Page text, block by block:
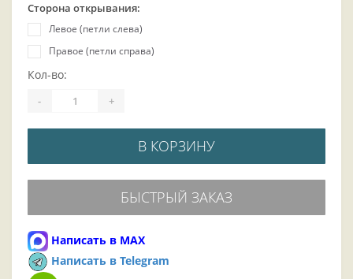
Сторона открывания:
Левое (петли слева)
Правое (петли справа)
Кол-во:
- +
В КОРЗИНУ
БЫСТРЫЙ ЗАКАЗ
Написать в MAX
Написать в Telegram